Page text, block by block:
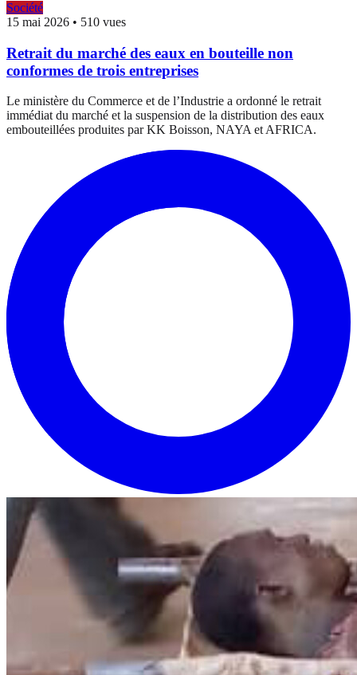
Société
15 mai 2026 • 510 vues
Retrait du marché des eaux en bouteille non
conformes de trois entreprises
Le ministère du Commerce et de l’Industrie a ordonné le retrait
immédiat du marché et la suspension de la distribution des eaux
embouteillées produites par KK Boisson, NAYA et AFRICA.